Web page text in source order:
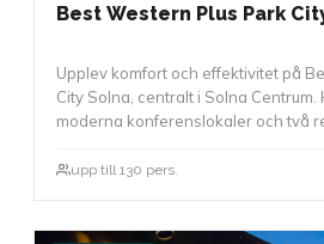
Best Western Plus Park
Upplev komfort och effektivitet på
City Solna, centralt i Solna
moderna konferenslokaler och två
upp till 130 pers.